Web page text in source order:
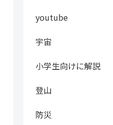
youtube
宇宙
小学生向けに解説
登山
防災